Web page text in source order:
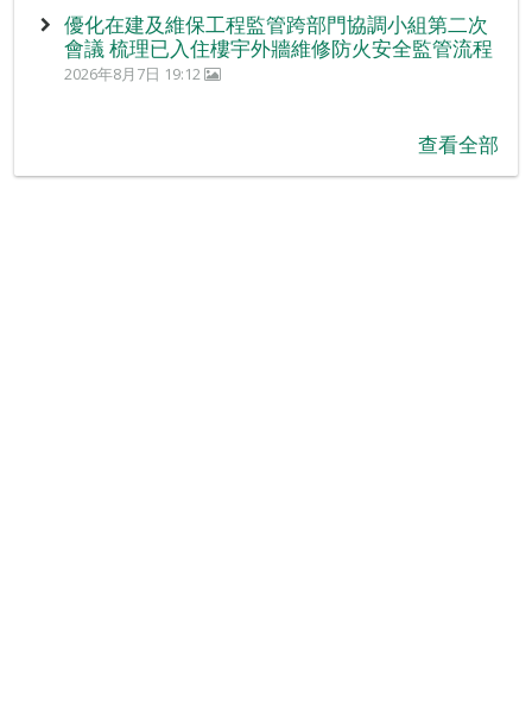
優化在建及維保工程監管跨部門協調小組第二次
會議 梳理已入住樓宇外牆維修防火安全監管流程
2026年8月7日 19:12
查看全部